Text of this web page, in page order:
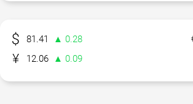
81.41 ▲ 0.28
12.06
▲ 0.09